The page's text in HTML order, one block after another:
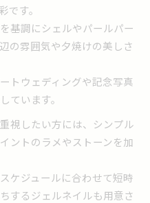
です。
基調にシェルやパールパー
の雰囲気や夕焼けの美しさ
トウェディングや記念写真
ています。
視したい方には、シンプル
ントのラメやストーンを加
ケジュールに合わせて短時
するジェルネイルも用意さ